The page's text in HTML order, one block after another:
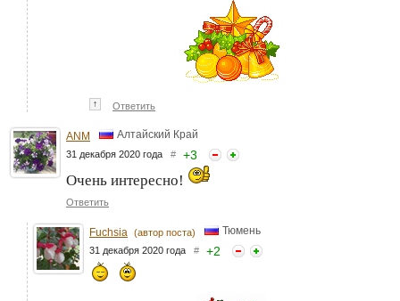
↑ Ответить
ANM Алтайский Край
31 декабря 2020 года # +3
Очень интересно!
Ответить
Fuchsia (автор поста) Тюмень
31 декабря 2020 года # +2